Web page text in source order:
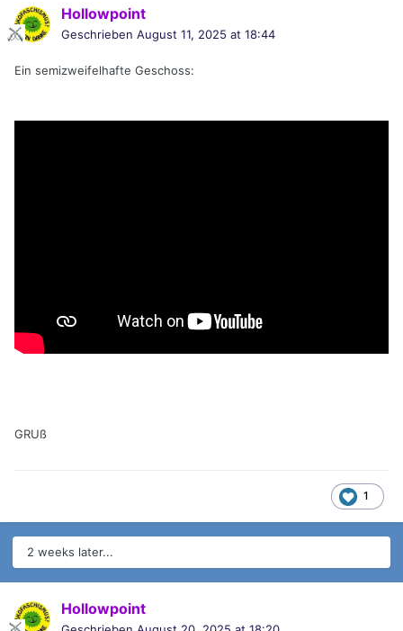
Hollowpoint
Geschrieben August 11, 2025 at 18:44
Ein semizweifelhafte Geschoss:
GRUß
1
2 weeks later...
Hollowpoint